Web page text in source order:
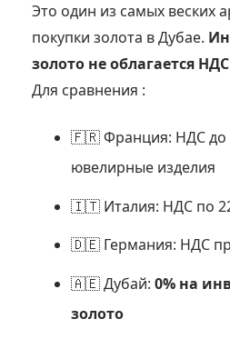
Это один из самых веских
покупки золота в Дубае.
золото не облагается НДС
Для сравнения :
🇫🇷 Франция: НДС до
ювелирные изделия
🇮🇹 Италия: НДС по
🇩🇪 Германия: НДС
🇦🇪 Дубай: 0% на
золото